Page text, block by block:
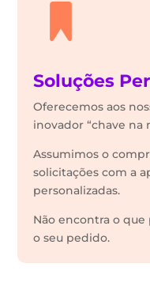
Soluções
Oferecemos aos
inovador “chave na
Assumimos o
solicitações com a
personalizadas.
Não encontra o que
o seu pedido.